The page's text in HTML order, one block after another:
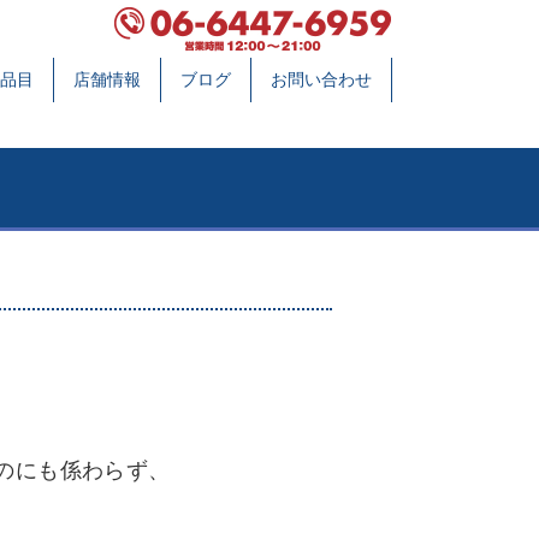
お問い合わせ
ブログ
店舗情報
目
も係わらず、